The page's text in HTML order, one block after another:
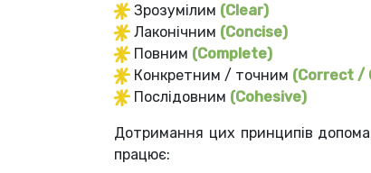
Зрозумілим (Clear)
Лаконічним (Concise)
Повним (Complete)
Конкретним / точним (Correct /
Послідовним (Cohesive)
Дотримання цих принципів
працює: